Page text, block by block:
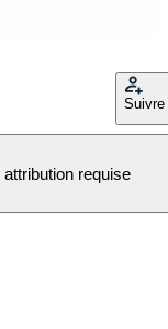
Suivre
requise